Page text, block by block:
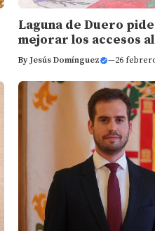
Laguna de Duero
mejorar los accesos
By Jesús Domínguez —26